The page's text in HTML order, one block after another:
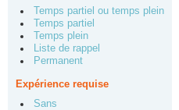
Temps partiel ou temps plein
Temps partiel
Temps plein
Liste de rappel
Permanent
Expérience requise
Sans